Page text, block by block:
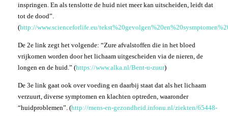
inspringen. En als tenslotte de huid niet meer kan uitscheiden, leidt dat
tot de dood”.
(http://www.scienceforlife.eu/
De 2e link zegt het volgende: “Zure afvalstoffen die in het bloed
vrijkomen worden door het lichaam uitgescheiden via de nieren, de
longen en de huid.” (https://www.alka.nl/Bent-u-zuur)
De 3e link gaat ook over voeding en daarbij staat dat als het lichaam
verzuurt, diverse symptomen en klachten optreden, waaronder
“huidproblemen”. (http://mens-en-gezondheid.infonu.nl/ziekten/65448-